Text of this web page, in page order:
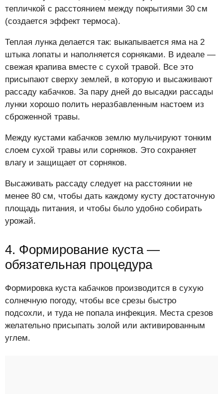
тепличкой с расстоянием между покрытиями 30 см
(создается эффект термоса).
Теплая лунка делается так: выкапывается яма на 2
штыка лопаты и наполняется сорняками. В идеале —
свежая крапива вместе с сухой травой. Все это
присыпают сверху землей, в которую и высаживают
рассаду кабачков. За пару дней до высадки рассады
лунки хорошо полить неразбавленным настоем из
сброженной травы.
Между кустами кабачков землю мульчируют тонким
слоем сухой травы или сорняков. Это сохраняет
влагу и защищает от сорняков.
Высаживать рассаду следует на расстоянии не
менее 80 см, чтобы дать каждому кусту достаточную
площадь питания, и чтобы было удобно собирать
урожай.
4. Формирование куста —
обязательная процедура
Формировка куста кабачков производится в сухую
солнечную погоду, чтобы все срезы быстро
подсохли, и туда не попала инфекция. Места срезов
желательно присыпать золой или активированным
углем.